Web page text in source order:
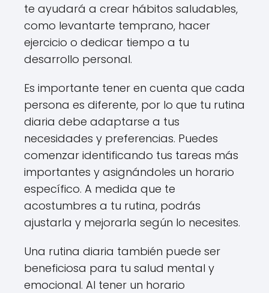
te ayudará a crear hábitos saludables,
como levantarte temprano, hacer
ejercicio o dedicar tiempo a tu
desarrollo personal.
Es importante tener en cuenta que cada
persona es diferente, por lo que tu rutina
diaria debe adaptarse a tus
necesidades y preferencias. Puedes
comenzar identificando tus tareas más
importantes y asignándoles un horario
específico. A medida que te
acostumbres a tu rutina, podrás
ajustarla y mejorarla según lo necesites.
Una rutina diaria también puede ser
beneficiosa para tu salud mental y
emocional. Al tener un horario